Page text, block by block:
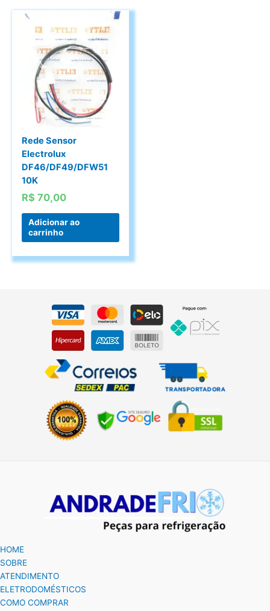
Rede Sensor
Electrolux
DF46/DF49/DFW51
10K
R$ 70,00
Adicionar ao
carrinho
HOME
SOBRE
ATENDIMENTO
ELETRODOMÉSTICOS
COMO COMPRAR